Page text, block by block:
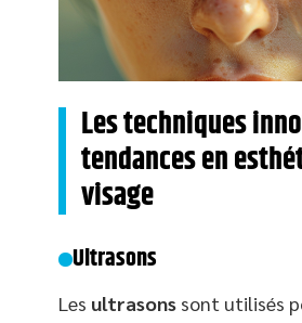
Les techniques
tendances en
visage
Ultrasons
Les ultrasons sont utilisés